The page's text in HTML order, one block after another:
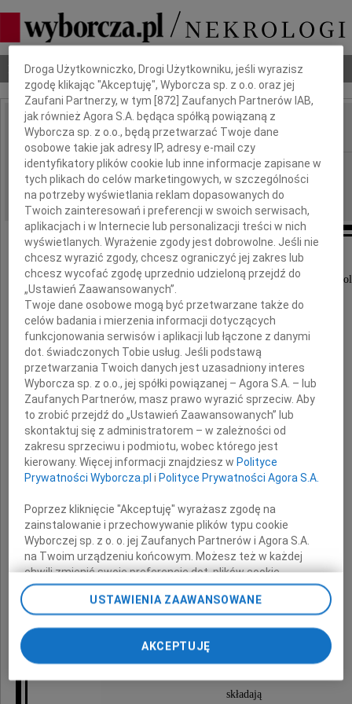
Nekrologi Odeszli Poradnik pogrzebowy
IMIĘ I NAZWISKO:
REGION: Warszawa
DATA EMISJI: 17.06.2009
Wyrazy głębokiego współczucia i najszczersze
dla naszych Koleżanek
Ewy Kowal-Ziętara
i
Bożeny Kowal
z powodu śmierci ukochanego
Taty
składają
Dbamy o Twoją prywatność
Droga Użytkowniczko, Drogi Użytkowniku, jeśli wyrazisz
zgodę klikając "Akceptuję", Wyborcza sp. z o.o. oraz jej
Zaufani Partnerzy, w tym [872] Zaufanych Partnerów IAB,
jak również Agora S.A. będąca spółką powiązaną z
Wyborcza sp. z o.o., będą przetwarzać Twoje dane
osobowe takie jak adresy IP, adresy e-mail czy
identyfikatory plików cookie lub inne informacje zapisane w
tych plikach do celów marketingowych, w szczególności
na potrzeby wyświetlania reklam dopasowanych do
Twoich zainteresowań i preferencji w swoich serwisach,
aplikacjach i w Internecie lub personalizacji treści w nich
wyświetlanych. Wyrażenie zgody jest dobrowolne. Jeśli nie
chcesz wyrazić zgody, chcesz ograniczyć jej zakres lub
chcesz wycofać zgodę uprzednio udzieloną przejdź do
„Ustawień Zaawansowanych”.
Twoje dane osobowe mogą być przetwarzane także do
celów badania i mierzenia informacji dotyczących
funkcjonowania serwisów i aplikacji lub łączone z danymi
dot. świadczonych Tobie usług. Jeśli podstawą
przetwarzania Twoich danych jest uzasadniony interes
Wyborcza sp. z o.o., jej spółki powiązanej – Agora S.A. – lub
Zaufanych Partnerów, masz prawo wyrazić sprzeciw. Aby
to zrobić przejdź do „Ustawień Zaawansowanych” lub
skontaktuj się z administratorem – w zależności od
zakresu sprzeciwu i podmiotu, wobec którego jest
kierowany. Więcej informacji znajdziesz wPolityce
Prywatności Wyborcza.pl iPolityce Prywatności Agora S.A.
Poprzez kliknięcie "Akceptuję" wyrażasz zgodę na
zainstalowanie i przechowywanie plików typu cookie
Wyborczej sp. z o. o. jej Zaufanych Partnerów i Agora S.A.
na Twoim urządzeniu końcowym. Możesz też w każdej
chwili zmienić swoje preferencje dot. plików cookie,
ponownie wywołując narzędzie do zarządzania Twoimi
preferencjami dot. przetwarzania danych poprzez
odnośnik „Ustawienia prywatności” w stopce serwisu i
przechodząc do sekcji „Ustawienia zaawansowane”.
Zmiana ustawień plików cookie możliwa jest także za
pomocą ustawień przeglądarki.
My, nasi Zaufani Partnerzy i Agora S.A. możemy
USTAWIENIA ZAAWANSOWANE
AKCEPTUJĘ